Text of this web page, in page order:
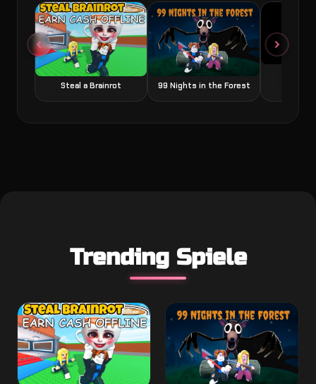
Steal a Brainrot 99 Nights in the Forest
Trending Spiele